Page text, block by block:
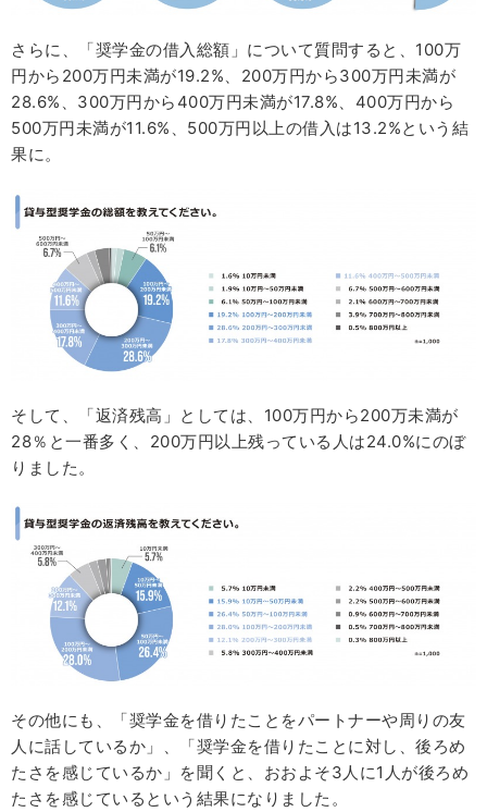
さらに、「奨学金の借入総額」について質問すると、100万
円から200万円未満が19.2%、200万円から300万円未満が
28.6%、300万円から400万円未満が17.8%、400万円から
500万円未満が11.6%、500万円以上の借入は13.2%という結
果に。
そして、「返済残高」としては、100万円から200万未満が
28％と一番多く、200万円以上残っている人は24.0%にのぼ
りました。
その他にも、「奨学金を借りたことをパートナーや周りの友
人に話しているか」、「奨学金を借りたことに対し、後ろめ
たさを感じているか」を聞くと、おおよそ3人に1人が後ろめ
たさを感じているという結果になりました。